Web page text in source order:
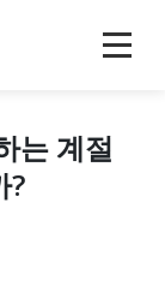
는 계절
?